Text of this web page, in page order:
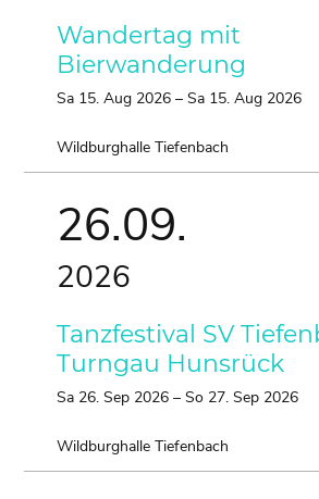
Wandertag mit
Bierwanderung
Sa 15. Aug 2026 – Sa 15. Aug 2026
Wildburghalle Tiefenbach
26.09.
2026
Tanzfestival SV
Turngau Hunsrück
Sa 26. Sep 2026 – So 27. Sep 2026
Wildburghalle Tiefenbach